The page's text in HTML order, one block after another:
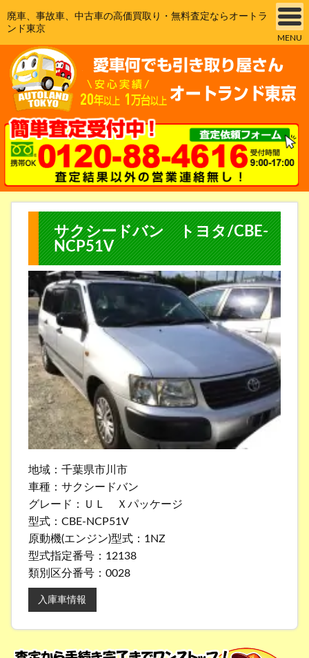
廃車、事故車、中古車の高価買取り・無料査定ならオートラ
ンド東京
MENU
サクシードバン トヨタ/CBE-
NCP51V
地域：千葉県市川市
車種：サクシードバン
グレード：ＵＬ Ｘパッケージ
型式：CBE-NCP51V
原動機(エンジン)型式：1NZ
型式指定番号：12138
類別区分番号：0028
入庫車情報